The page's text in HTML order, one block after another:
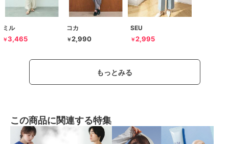
ミル
￥3,465
コカ
￥2,990
SEU
￥2,995
もっとみる
この商品に関連する特集